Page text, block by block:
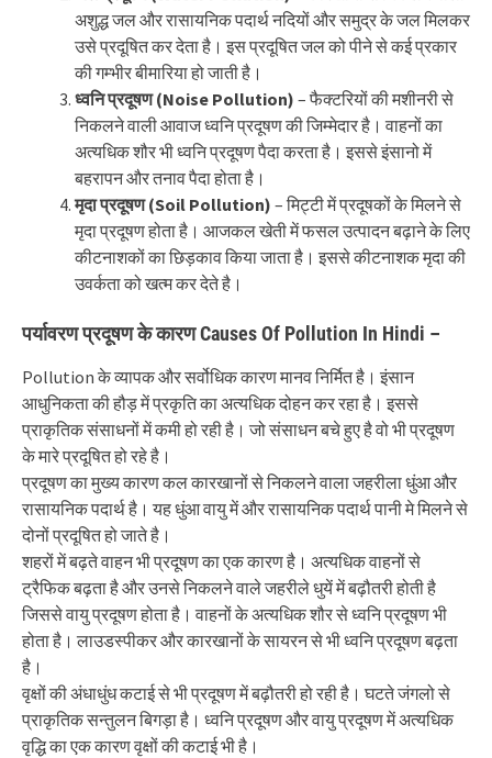
अशुद्ध जल और रासायनिक पदार्थ नदियों और समुद्र के जल मिलकर
उसे प्रदूषित कर देता है। इस प्रदूषित जल को पीने से कई प्रकार
की गम्भीर बीमारिया हो जाती है।
ध्वनि प्रदूषण (Noise Pollution) – फैक्टरियों की मशीनरी से
निकलने वाली आवाज ध्वनि प्रदूषण की जिम्मेदार है। वाहनों का
अत्यधिक शौर भी ध्वनि प्रदूषण पैदा करता है। इससे इंसानो में
बहरापन और तनाव पैदा होता है।
मृदा प्रदूषण (Soil Pollution) – मिट्टी में प्रदूषकों के मिलने से
मृदा प्रदूषण होता है। आजकल खेती में फसल उत्पादन बढ़ाने के लिए
कीटनाशकों का छिड़काव किया जाता है। इससे कीटनाशक मृदा की
उवर्कता को खत्म कर देते है।
पर्यावरण प्रदूषण के कारण Causes Of Pollution In Hindi –
Pollution के व्यापक और सर्वोधिक कारण मानव निर्मित है। इंसान
आधुनिकता की हौड़ में प्रकृति का अत्यधिक दोहन कर रहा है। इससे
प्राकृतिक संसाधनों में कमी हो रही है। जो संसाधन बचे हुए है वो भी प्रदूषण
के मारे प्रदूषित हो रहे है।
प्रदूषण का मुख्य कारण कल कारखानों से निकलने वाला जहरीला धुंआ और
रासायनिक पदार्थ है। यह धुंआ वायु में और रासायनिक पदार्थ पानी मे मिलने से
दोनों प्रदूषित हो जाते है।
शहरों में बढ़ते वाहन भी प्रदूषण का एक कारण है। अत्यधिक वाहनों से
ट्रैफिक बढ़ता है और उनसे निकलने वाले जहरीले धुयें में बढ़ौतरी होती है
जिससे वायु प्रदूषण होता है। वाहनों के अत्यधिक शौर से ध्वनि प्रदूषण भी
होता है। लाउडस्पीकर और कारखानों के सायरन से भी ध्वनि प्रदूषण बढ़ता
है।
वृक्षों की अंधाधुंध कटाई से भी प्रदूषण में बढ़ौतरी हो रही है। घटते जंगलो से
प्राकृतिक सन्तुलन बिगड़ा है। ध्वनि प्रदूषण और वायु प्रदूषण में अत्यधिक
वृद्धि का एक कारण वृक्षों की कटाई भी है।